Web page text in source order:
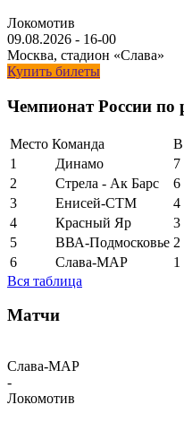
Локомотив
09.08.2026 - 16-00
Москва, стадион «Слава»
Купить билеты
Чемпионат России по
Место Команда В
1
Динамо 7
2
Стрела - Ак Барс 6
3
Енисей-СТМ 4
4
Красный Яр 3
5
ВВА-Подмосковье 2
6
Слава-МАР 1
Вся таблица
Матчи
Слава-МАР
-
Локомотив